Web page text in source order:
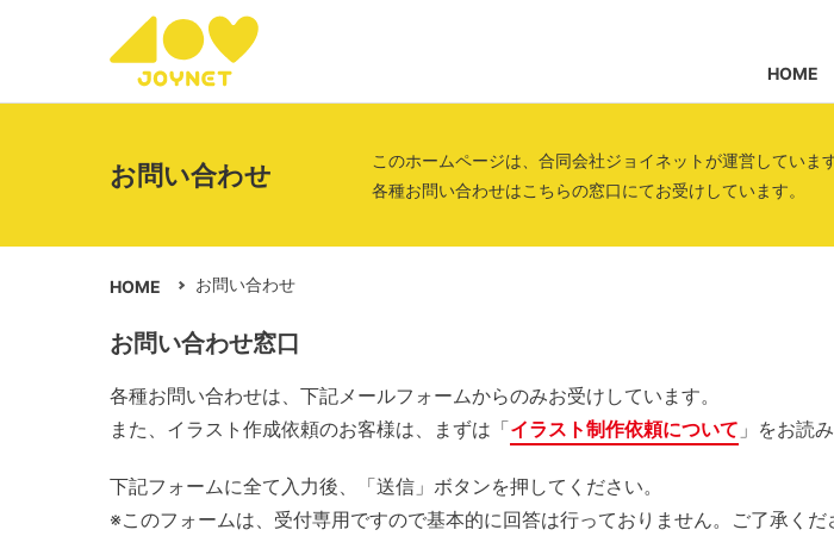
HOME
お問い合わせ
このホームページは、合同会社ジョイネットが運営しています
各種お問い合わせはこちらの窓口にてお受けしています。
HOME お問い合わせ
お問い合わせ窓口
各種お問い合わせは、下記メールフォームからのみお受けしています。
また、イラスト作成依頼のお客様は、まずは「イラスト制作依頼について 」をお読
下記フォームに全て入力後、「送信」ボタンを押してください。
※このフォームは、受付専用ですので基本的に回答は行っておりません。ご了承くだ